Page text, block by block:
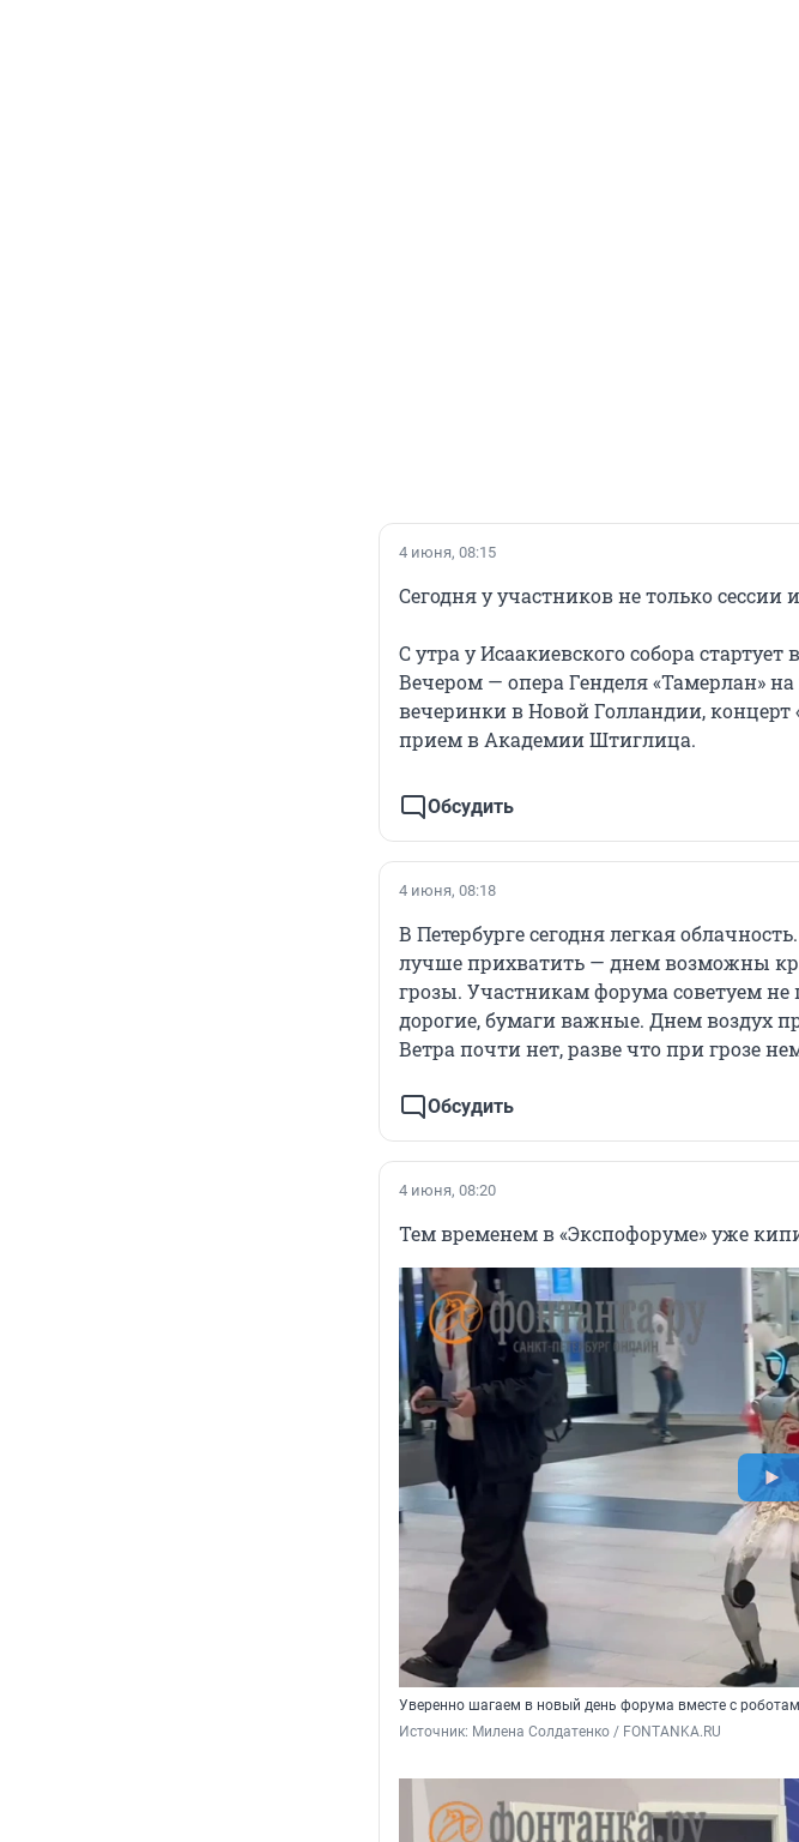
4 июня, 08:15
Сегодня у участников не только сессии
С утра у Исаакиевского собора
Вечером — опера Генделя «Тамерлан»
вечеринки в Новой Голландии,
прием в Академии Штиглица.
Обсудить
4 июня, 08:18
В Петербурге сегодня легкая
лучше прихватить — днем возможны
грозы. Участникам форума советуем
дорогие, бумаги важные. Днем воздух
Ветра почти нет, разве что при грозе
Обсудить
4 июня, 08:20
Тем временем в «Экспофоруме» уже
Уверенно шагаем в новый день форума вместе с
Источник: Милена Солдатенко / FONTANKA.RU